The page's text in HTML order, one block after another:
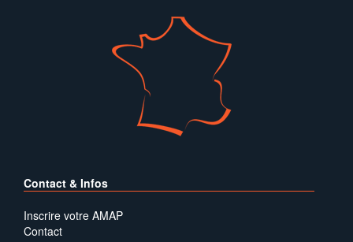
Contact & Infos
Inscrire votre AMAP
Contact